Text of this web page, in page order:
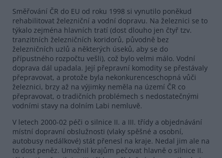
Směřování ČR do EU od roku 1998 si vynutilo poněkud
rehabilitovat železniční a vodní dopravu. Na železnici se to
týkalo zejména hlavních tratí (dost dlouho jen čtyř tzv.
tranzitních železničních koridorů, původně bez
železničních uzlů a některých úseků, aby se do
přípustného rozpočtu vešli), což bylo velmi málo. Vodní
doprava dál upadala. Její přepravní komodity se přestávaly
přepravovat, a protože byla nekonkurenceschopná vůči
železnici, brzy až na výjimky neměla na území ČR co
přepravovat, o tradičních problémech s nedostatečnými
vodními stavy na dolním Labi nemluvě.
V letech 2000-02 péči o silnice II. a III. třídy a objednávání
místní dopravní obslužnosti (vlaky spěšné a osobní,
autobusy nedálkové) stát přenesl na kraje. Nedal jim ale na
to dost peněz. Umožnil krajům pečovat hlavně o silnice II.